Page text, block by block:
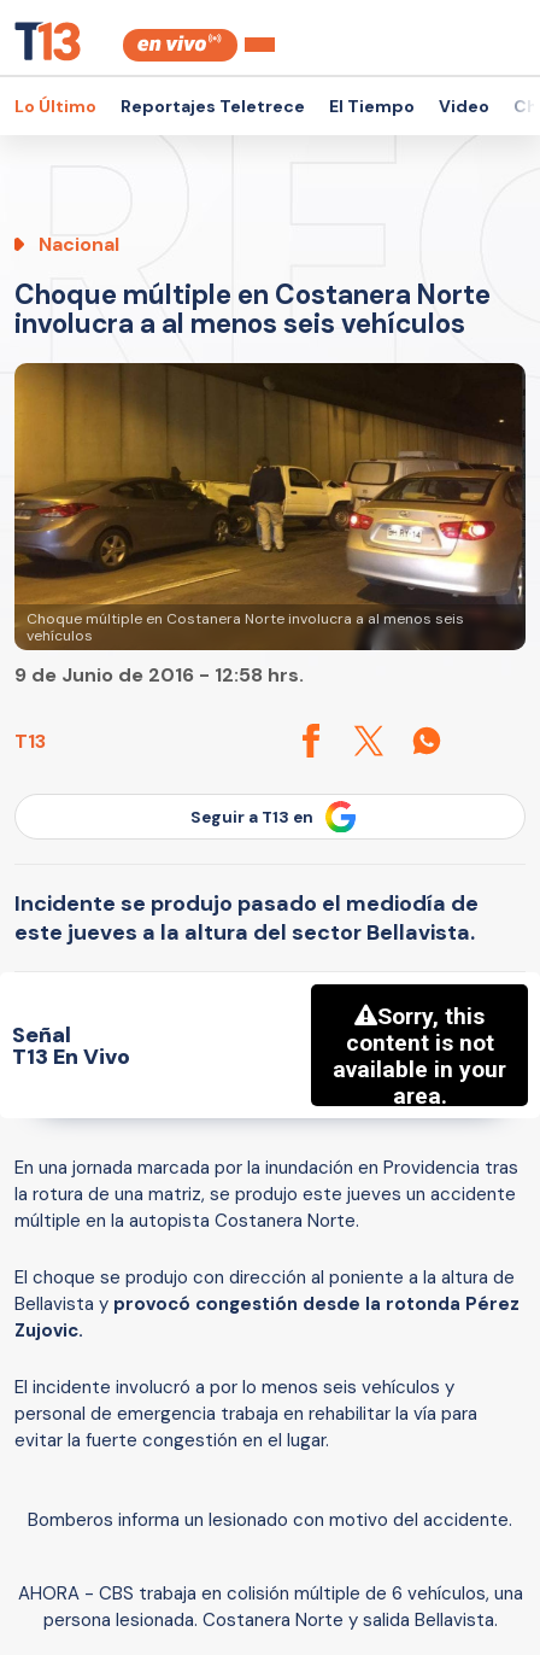
Lo Último Reportajes Teletrece El Tiempo Video
Nacional
Choque múltiple en Costanera Norte
involucra a al menos seis vehículos
Choque múltiple en Costanera Norte involucra a al menos seis
vehículos
T13
9 de Junio de 2016 - 12:58 hrs.
Seguir a T13 en
Incidente se produjo pasado el mediodía de
este jueves a la altura del sector Bellavista.
Señal
T13 En Vivo
En una jornada marcada por la inundación en Providencia tras
la rotura de una matriz, se produjo este jueves un accidente
múltiple en la autopista Costanera Norte.
El choque se produjo con dirección al poniente a la altura de
Bellavista y provocó congestión desde la rotonda Pérez
Zujovic.
El incidente involucró a por lo menos seis vehículos y
personal de emergencia trabaja en rehabilitar la vía para
evitar la fuerte congestión en el lugar.
Bomberos informa un lesionado con motivo del accidente.
AHORA - CBS trabaja en colisión múltiple de 6 vehículos, una
persona lesionada. Costanera Norte y salida Bellavista.